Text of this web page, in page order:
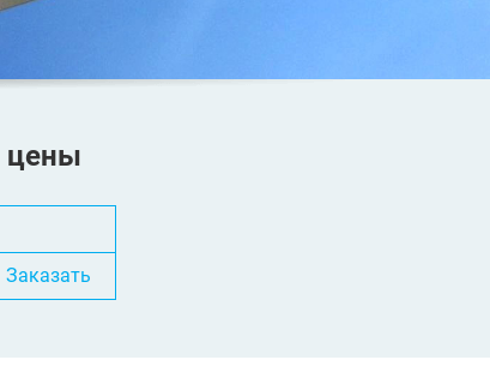
цены
Заказать